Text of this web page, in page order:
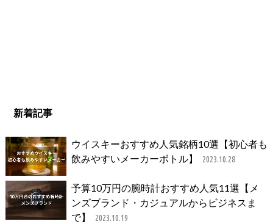
新着記事
ウイスキーおすすめ人気銘柄10選【初心者も
飲みやすいメーカーボトル】
2023.10.28
予算10万円の腕時計おすすめ人気11選【メ
ンズブランド・カジュアルからビジネスま
で】
2023.10.19